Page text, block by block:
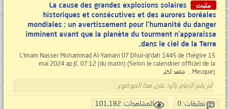
مثبت
La cause des grandes explosions solaires
historiques et consécutives et des aurores boréales
mondiales ; un avertissement pour l'humanité du danger
imminent avant que la planète du tourment n'apparaisse
dans le ciel de la Terre,
L'Imam Nasser Mohammad Al-Yamani 07 Dhul-qi'dah 1445 de l'hégire 15
mai 2024 ap JC 07:12 (du matin) (Selon le calendrier officiel de la
Mecque)...
شاهد أكثر
لم يقم الإمام بالرد على هذا الموضوع
تعليقات: 0 المشاهدات: 101,182